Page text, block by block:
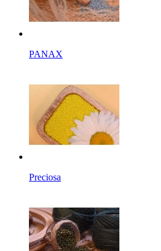
PANAX
Preciosa